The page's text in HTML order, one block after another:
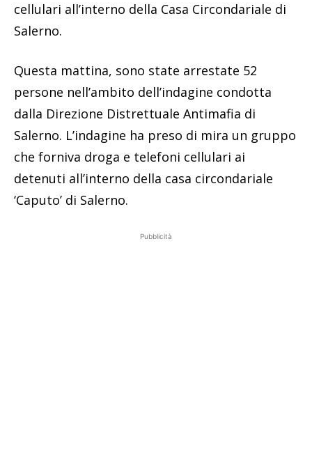
cellulari all’interno della Casa Circondariale di
Salerno.
Questa mattina, sono state arrestate 52
persone nell’ambito dell’indagine condotta
dalla Direzione Distrettuale Antimafia di
Salerno. L’indagine ha preso di mira un gruppo
che forniva droga e telefoni cellulari ai
detenuti all’interno della casa circondariale
‘Caputo’ di Salerno.
Pubblicità